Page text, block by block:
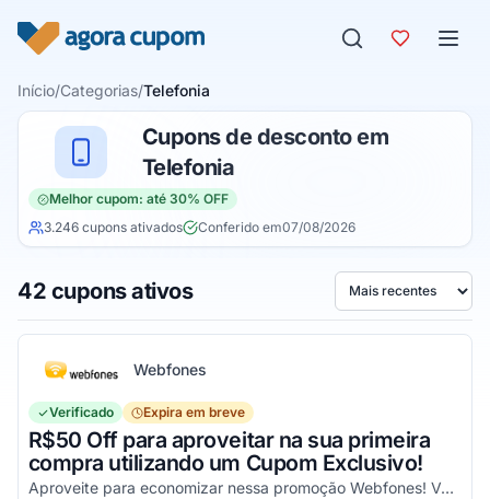
Início/Categorias/Telefonia
Cupons de desconto em
Telefonia
Melhor cupom: até 30% OFF
3.246 cupons ativados
Conferido em07/08/2026
42 cupons ativos Ordenar por
Webfones
Verificado Expira em breve
R$50 Off para aproveitar na sua primeira
compra utilizando um Cupom Exclusivo!
Aproveite para economizar nessa promoção Webfones! Válido em compras de valor acima de R$750!